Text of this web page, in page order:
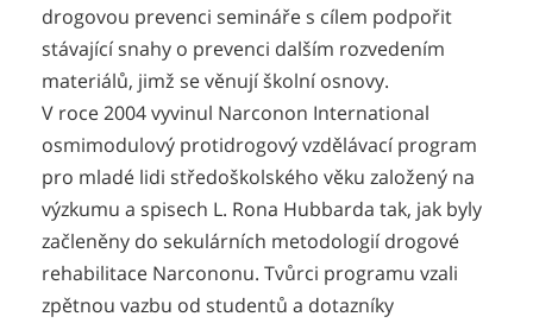
drogovou prevenci semináře s cílem podpořit
stávající snahy o prevenci dalším rozvedením
materiálů, jimž se věnují školní osnovy.
V roce 2004 vyvinul Narconon International
osmimodulový protidrogový vzdělávací program
pro mladé lidi středoškolského věku založený na
výzkumu a spisech L. Rona Hubbarda tak, jak byly
začleněny do sekulárních metodologií drogové
rehabilitace Narcononu. Tvůrci programu vzali
zpětnou vazbu od studentů a dotazníky